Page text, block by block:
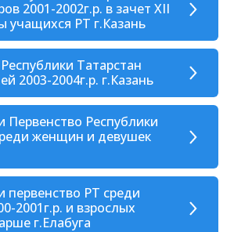
2001-2002г.р. в зачет XII
учащихся РТ г.Казань
Татарстан
2003-2004г.р. г.Казань
Первенство Республики
женщин и девушек
первенство РТ среди
2001г.р. и взрослых
г.Елабуга